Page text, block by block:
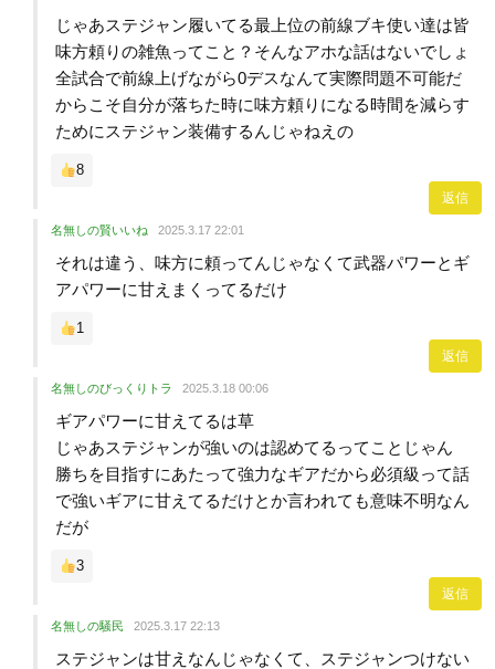
じゃあステジャン履いてる最上位の前線ブキ使い達は皆
味方頼りの雑魚ってこと？そんなアホな話はないでしょ
全試合で前線上げながら0デスなんて実際問題不可能だ
からこそ自分が落ちた時に味方頼りになる時間を減らす
ためにステジャン装備するんじゃねえの
8
返信
名無しの賢いいね 2025.3.17 22:01
それは違う、味方に頼ってんじゃなくて武器パワーとギ
アパワーに甘えまくってるだけ
1
返信
名無しのびっくりトラ 2025.3.18 00:06
ギアパワーに甘えてるは草
じゃあステジャンが強いのは認めてるってことじゃん
勝ちを目指すにあたって強力なギアだから必須級って話
で強いギアに甘えてるだけとか言われても意味不明なん
だが
3
返信
名無しの騒民 2025.3.17 22:13
ステジャンは甘えなんじゃなくて、ステジャンつけない